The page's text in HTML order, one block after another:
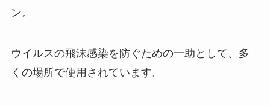
ン。
ウイルスの飛沫感染を防ぐための一助として、多
くの場所で使用されています。